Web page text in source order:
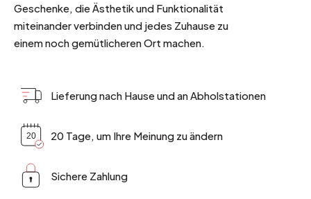
Geschenke, die Ästhetik und Funktionalität
miteinander verbinden und jedes Zuhause zu
einem noch gemütlicheren Ort machen.
Lieferung nach Hause und an Abholstationen
20 Tage, um Ihre Meinung zu ändern
Sichere Zahlung